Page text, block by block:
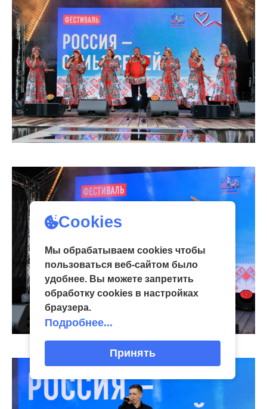
Cookies
Мы обрабатываем cookies чтобы
пользоваться веб-сайтом было
удобнее. Вы можете запретить
обработку сookies в настройках
браузера.
Подробнее...
Принять